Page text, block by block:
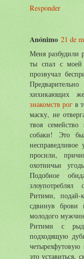
Responder
Anónimo 21 de
Меня разбудили
ты спал с моей
прозвучал
хихикающих
знакомств рог в
маску, не
твоя
собаки! Это
несправедливое
просили,
охотничьи
Подобное
Ритими,
сдвинув брови
молодого
Ритими с
подходящую
это уставиться,